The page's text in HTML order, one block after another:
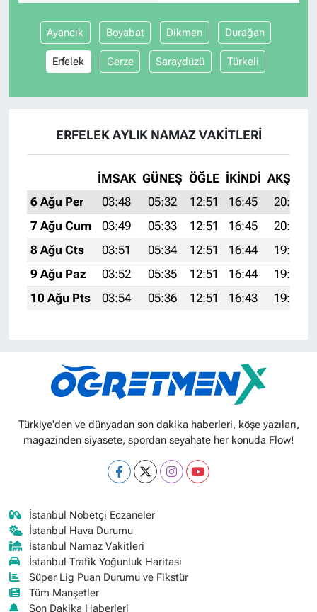
Ayancık Boyabat Dikmen Durağan
Erfelek Gerze Saraydüzü Türkeli
ERFELEK AYLIK NAMAZ VAKITLERI
İMSAK GÜNEŞ ÖĞLE İKINDI AKŞAM
6 Ağu Per
03:48 05:32 12:51 16:45
20:01
7 Ağu Cum
03:49 05:33 12:51 16:45
20:00
8 Ağu Cts
03:51 05:34 12:51 16:44
19:58
9 Ağu Paz
03:52 05:35 12:51 16:44
19:57
10 Ağu Pts
03:54 05:36 12:51 16:43 19:56
Türkiye'den ve dünyadan son dakika haberleri, köşe yazıları,
magazinden siyasete, spordan seyahate her konuda Flow!
İstanbul Nöbetçi Eczaneler
İstanbul Hava Durumu
İstanbul Namaz Vakitleri
İstanbul Trafik Yoğunluk Haritası
Süper Lig Puan Durumu ve Fikstür
Tüm Manşetler
Son Dakika Haberleri